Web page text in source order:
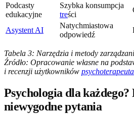
Podcasty
edukacyjne
Szybka konsumpcja
treści
Asystent AI
Natychmiastowa
odpowiedź
Tabela 3: Narzędzia i metody
Źródło: Opracowanie własne na
i recenzji użytkowników psychoterapeuta
Psychologia dla
niewygodne pytania